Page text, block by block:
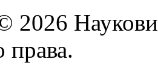
права.